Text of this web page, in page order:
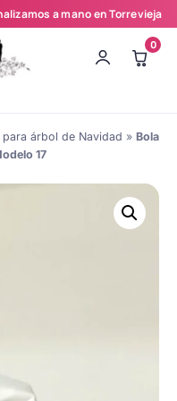
a mano en Torrevieja
0
árbol de Navidad » Bola
17